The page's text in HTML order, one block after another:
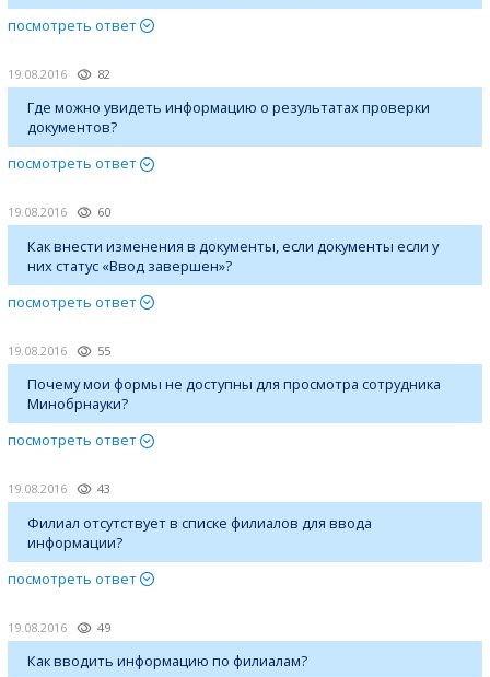
посмотреть ответ
19.08.2016 82
Где можно увидеть информацию о результатах проверки
документов?
посмотреть ответ
19.08.2016 60
Как внести изменения в документы, если документы если у
них статус «Ввод завершен»?
посмотреть ответ
19.08.2016 55
Почему мои формы не доступны для просмотра сотрудника
Минобрнауки?
посмотреть ответ
19.08.2016 43
Филиал отсутствует в списке филиалов для ввода
информации?
посмотреть ответ
19.08.2016 49
Как вводить информацию по филиалам?